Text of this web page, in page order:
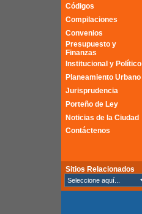
Códigos
Compilaciones
Convenios
Presupuesto y
Finanzas
Institucional y Político
Planeamiento Urbano
Jurisprudencia
Porteño de Ley
Noticias de la Ciudad
Contáctenos
Sitios Relacionados